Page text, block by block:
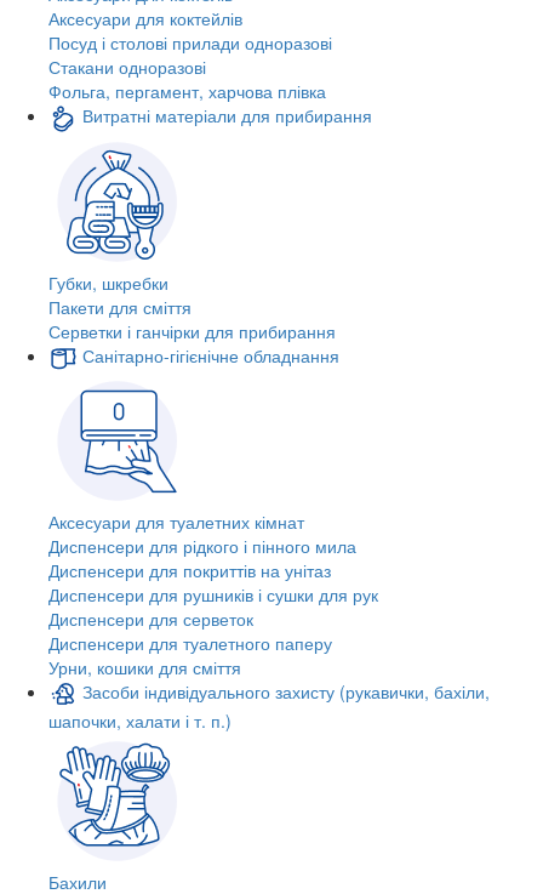
Аксесуари для коктейлів
Посуд і столові прилади одноразові
Стакани одноразові
Фольга, пергамент, харчова плівка
Витратні матеріали для прибирання
Губки, шкребки
Пакети для сміття
Серветки і ганчірки для прибирання
Санітарно-гігієнічне обладнання
Аксесуари для туалетних кімнат
Диспенсери для рідкого і пінного мила
Диспенсери для покриттів на унітаз
Диспенсери для рушників і сушки для рук
Диспенсери для серветок
Диспенсери для туалетного паперу
Урни, кошики для сміття
Засоби індивідуального захисту (рукавички, бахіли,
шапочки, халати і т. п.)
Бахили